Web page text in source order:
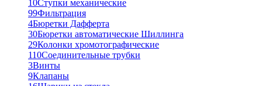
10Ступки механические
99Фильтрация
4Бюретки Дафферта
30Бюретки автоматические Шиллинга
29Колонки хромотографические
110Соединительные трубки
3Винты
9Клапаны